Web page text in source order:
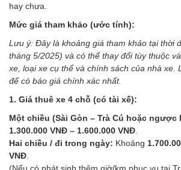
hay chưa.
Mức giá tham khảo (ước tính):
Lưu ý: Đây là khoảng giá tham khảo tại thời
tháng 5/2025) và có thể thay đổi tùy thuộc
xe, loại xe cụ thể và chính sách của nhà xe.
để có báo giá chính xác nhất.
1. Giá thuê xe 4 chỗ (có tài xế):
Một chiều (Sài Gòn – Trà Cú hoặc ngược
1.300.000 VNĐ – 1.600.000 VNĐ
Hai chiều / đi trong ngày: Khoảng
VNĐ
(Nếu có phát sinh thêm giờ/km phục vụ tại